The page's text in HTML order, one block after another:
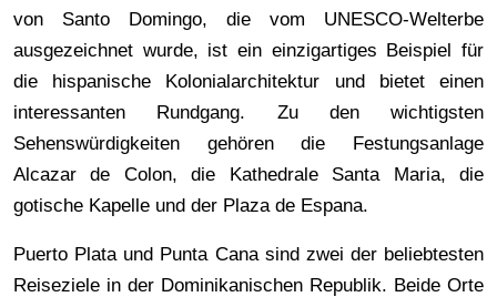
von Santo Domingo, die vom UNESCO-Welterbe
ausgezeichnet wurde, ist ein einzigartiges Beispiel für
die hispanische Kolonialarchitektur und bietet einen
interessanten Rundgang. Zu den wichtigsten
Sehenswürdigkeiten gehören die Festungsanlage
Alcazar de Colon, die Kathedrale Santa Maria, die
gotische Kapelle und der Plaza de Espana.
Puerto Plata und Punta Cana sind zwei der beliebtesten
Reiseziele in der Dominikanischen Republik. Beide Orte